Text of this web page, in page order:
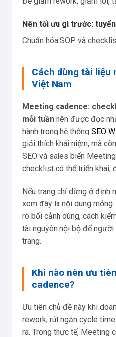
Nên tối ưu gì trước:
Chuẩn hóa SOP và
Cách dùng tài liệu
Việt Nam
Meeting cadence:
mỗi tuần nên được đọc
hành trong hệ thống SEO
giải thích khái niệm, mà
SEO và sales biến
checklist có thể triển khai,
Nếu trang chỉ dừng ở định
xem đây là nội dung
rõ bối cảnh dùng, cách
tài nguyên nội bộ để
trang.
Khi nào nên ưu
cadence?
Ưu tiên chủ đề này khi
rework, rút ngắn cycle
ra. Trong thực tế, Meeting